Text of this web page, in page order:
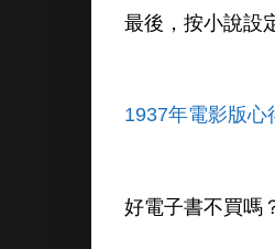
最後，按小說設
1937年電影版心
好電子書不買嗎